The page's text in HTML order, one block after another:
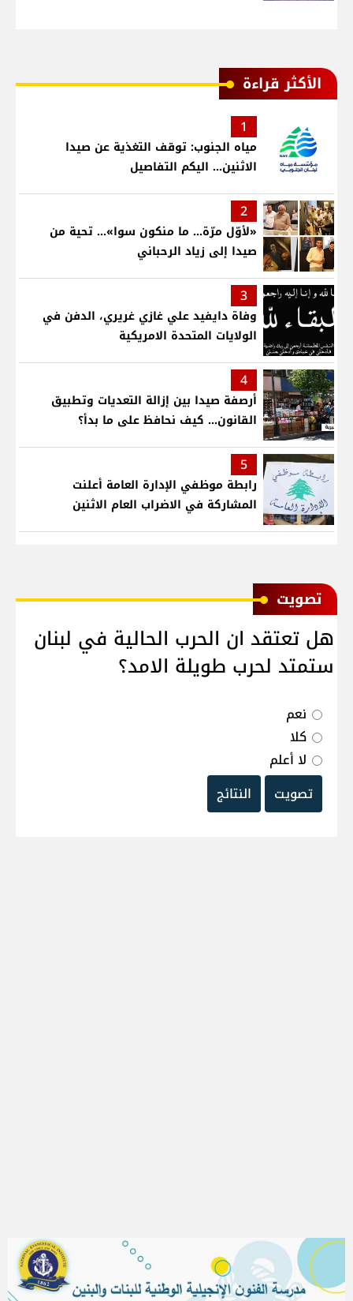
الأكثر قراءة
1
مياه الجنوب: توقف التغذية عن صيدا
الاثنين... اليكم التفاصيل
2
«لأوّل مرّة… ما منكون سوا»… تحية من
صيدا إلى زياد الرحباني
3
وفاة دايفيد علي غازي غريري، الدفن في
الولايات المتحدة الامريكية
4
أرصفة صيدا بين إزالة التعديات وتطبيق
القانون... كيف نحافظ على ما بدأ؟
5
رابطة موظفي الإدارة العامة أعلنت
المشاركة في الاضراب العام الاثنين
ﺗﺼﻮﻳﺖ
هل تعتقد ان الحرب الحالية في لبنان
ستمتد لحرب طويلة الامد؟
نعم
كلا
لا أعلم
تصويت
النتائج